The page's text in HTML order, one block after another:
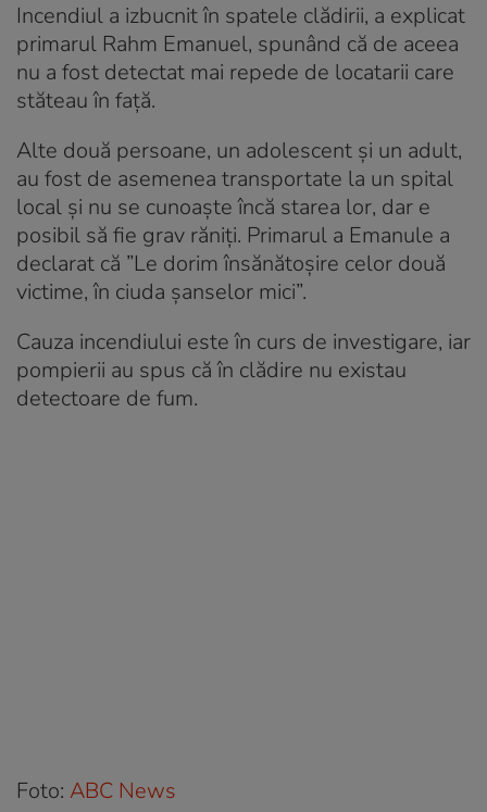
Incendiul a izbucnit în spatele clădirii, a explicat
primarul Rahm Emanuel, spunând că de aceea
nu a fost detectat mai repede de locatarii care
stăteau în față.
Alte două persoane, un adolescent și un adult,
au fost de asemenea transportate la un spital
local și nu se cunoaște încă starea lor, dar e
posibil să fie grav răniți. Primarul a Emanule a
declarat că ”Le dorim însănătoșire celor două
victime, în ciuda șanselor mici”.
Cauza incendiului este în curs de investigare, iar
pompierii au spus că în clădire nu existau
detectoare de fum.
Foto: ABC News